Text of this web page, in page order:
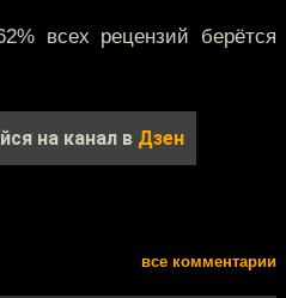
всех рецензий берётся
на канал в Дзен
все комментарии